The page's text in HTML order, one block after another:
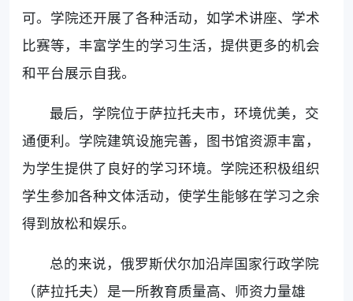
可。学院还开展了各种活动，如学术讲座、学术
比赛等，丰富学生的学习生活，提供更多的机会
和平台展示自我。
最后，学院位于萨拉托夫市，环境优美，交
通便利。学院建筑设施完善，图书馆资源丰富，
为学生提供了良好的学习环境。学院还积极组织
学生参加各种文体活动，使学生能够在学习之余
得到放松和娱乐。
总的来说，俄罗斯伏尔加沿岸国家行政学院
（萨拉托夫）是一所教育质量高、师资力量雄